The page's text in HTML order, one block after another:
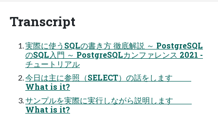
Transcript
実際に使うSQLの書き方 徹底解説 ～ PostgreSQL
のSQL入門 ～ PostgreSQLカンファレンス 2021 -
チュートリアル
今日は主に参照（SELECT）の話をします
What is it?
サンプルを実際に実行しながら説明します
What is it?